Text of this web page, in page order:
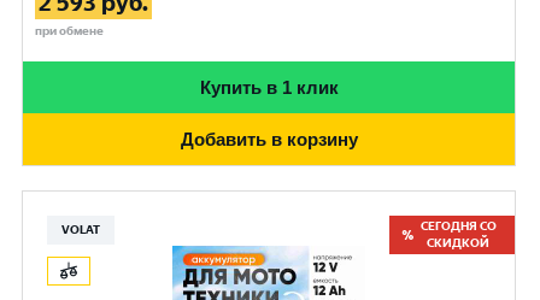
при обмене
Купить в 1 клик
Добавить в корзину
VOLAT
СЕГОДНЯ СО
СКИДКОЙ